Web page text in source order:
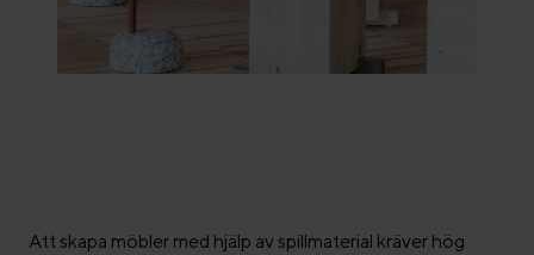
Att skapa möbler med hjälp av spillmaterial kräver hög